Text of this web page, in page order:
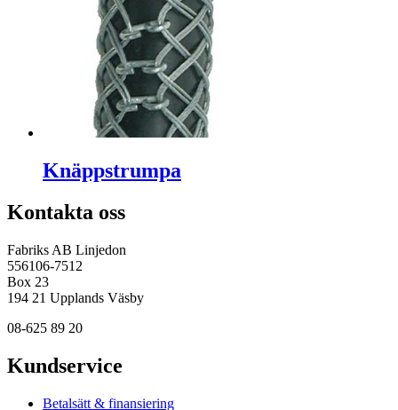
Knäppstrumpa
Kontakta oss
Fabriks AB Linjedon
556106-7512
Box 23
194 21 Upplands Väsby
08-625 89 20
Kundservice
Betalsätt & finansiering